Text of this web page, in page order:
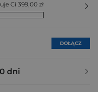
Ci 399,00 zł
DOŁĄCZ
dni